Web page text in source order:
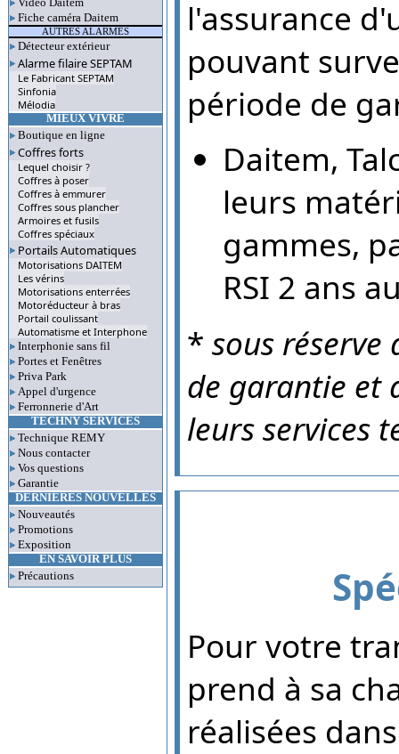
l'assurance
pouvant
période de
Daitem,
leurs
gammes,
RSI 2 ans
* sous
de garantie et
leurs services
Pour votre
prend à sa
réalisées
Fiche caméra Daitem
AUTRES ALARMES
Détecteur extérieur
Alarme filaire SEPTAM
Le Fabricant SEPTAM
Sinfonia
Mélodia
MIEUX VIVRE
Boutique en ligne
Coffres forts
Lequel choisir ?
Coffres à poser
Coffres à emmurer
Coffres sous plancher
Armoires et fusils
Coffres spéciaux
Portails Automatiques
Motorisations DAITEM
Les vérins
Motorisations enterrées
Motoréducteur à bras
Portail coulissant
Automatisme et Interphone
Interphonie sans fil
Portes et Fenêtres
Priva Park
Appel d'urgence
Ferronnerie d'Art
TECHNY SERVICES
Technique REMY
Nous contacter
Vos questions
Garantie
DERNIERES NOUVELLES
Nouveautés
Promotions
Exposition
EN SAVOIR PLUS
Précautions